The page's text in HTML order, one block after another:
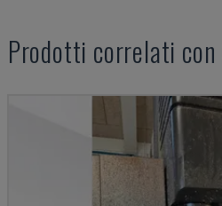
Prodotti correlati con